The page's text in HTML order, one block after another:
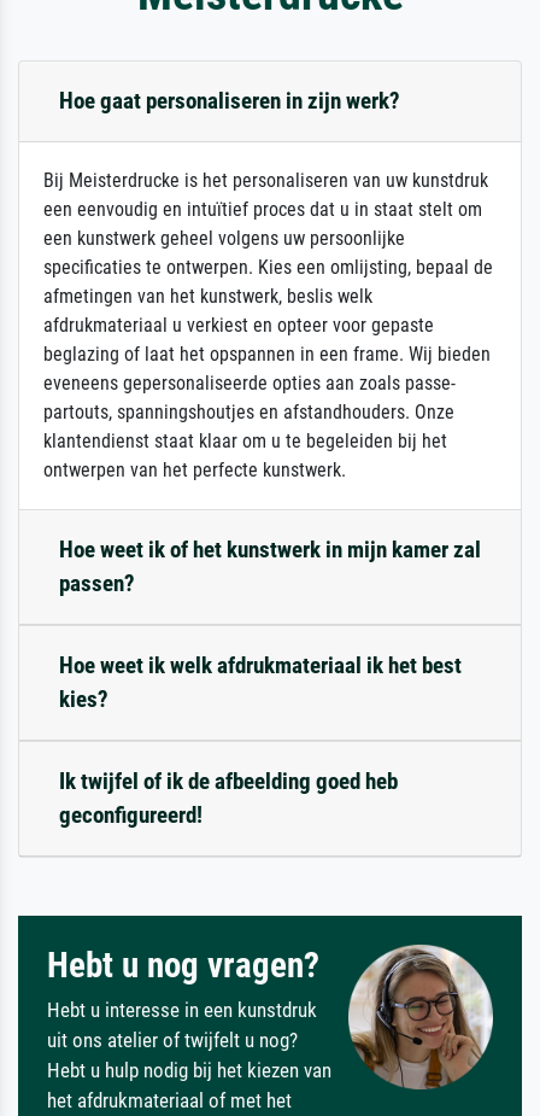
Hoe gaat personaliseren in zijn werk?
Bij Meisterdrucke is het personaliseren van uw kunstdruk
een eenvoudig en intuïtief proces dat u in staat stelt om
een kunstwerk geheel volgens uw persoonlijke
specificaties te ontwerpen. Kies een omlijsting, bepaal de
afmetingen van het kunstwerk, beslis welk
afdrukmateriaal u verkiest en opteer voor gepaste
beglazing of laat het opspannen in een frame. Wij bieden
eveneens gepersonaliseerde opties aan zoals passe-
partouts, spanningshoutjes en afstandhouders. Onze
klantendienst staat klaar om u te begeleiden bij het
ontwerpen van het perfecte kunstwerk.
Hoe weet ik of het kunstwerk in mijn kamer zal
passen?
Hoe weet ik welk afdrukmateriaal ik het best
kies?
Ik twijfel of ik de afbeelding goed heb
geconfigureerd!
Hebt u nog vragen?
Hebt u interesse in een kunstdruk
uit ons atelier of twijfelt u nog?
Hebt u hulp nodig bij het kiezen van
het afdrukmateriaal of met het